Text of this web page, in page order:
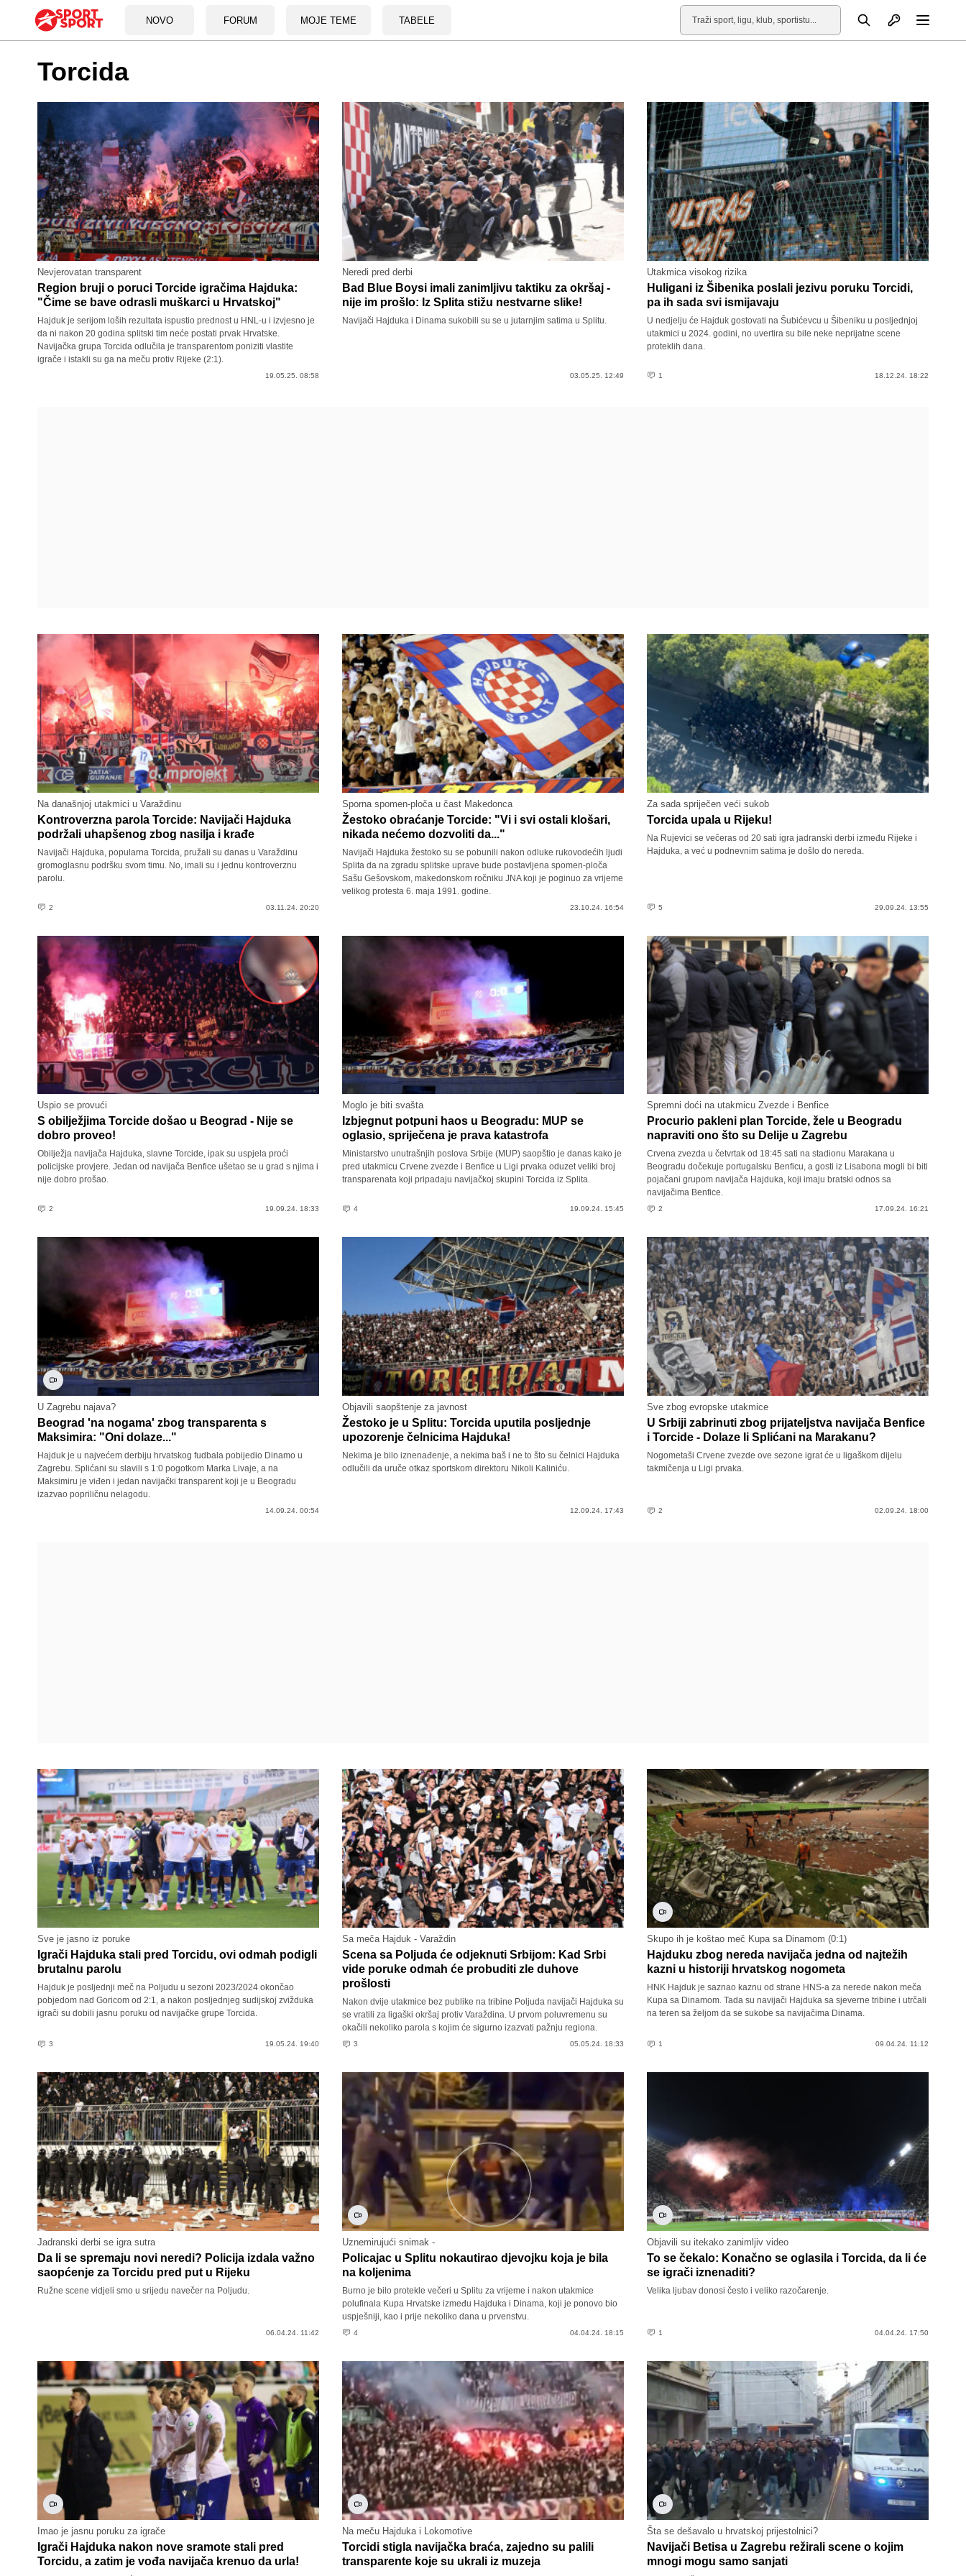
NOVO FORUM MOJE TEME TABELE
Pretraga Otvori profil
Torcida
Nevjerovatan transparent
Region bruji o poruci Torcide igračima Hajduka:
"Čime se bave odrasli muškarci u Hrvatskoj"
Hajduk je serijom loših rezultata ispustio prednost u HNL-u i izvjesno je
da ni nakon 20 godina splitski tim neće postati prvak Hrvatske.
Navijačka grupa Torcida odlučila je transparentom poniziti vlastite
igrače i istakli su ga na meču protiv Rijeke (2:1).
19.05.25. 08:58
Neredi pred derbi
Bad Blue Boysi imali zanimljivu taktiku za okršaj -
nije im prošlo: Iz Splita stižu nestvarne slike!
Navijači Hajduka i Dinama sukobili su se u jutarnjim satima u Splitu.
03.05.25. 12:49
Utakmica visokog rizika
Huligani iz Šibenika poslali jezivu poruku Torcidi,
pa ih sada svi ismijavaju
U nedjelju će Hajduk gostovati na Šubićevcu u Šibeniku u posljednjoj
utakmici u 2024. godini, no uvertira su bile neke neprijatne scene
proteklih dana.
1 18.12.24. 18:22
Na današnjoj utakmici u Varaždinu
Kontroverzna parola Torcide: Navijači Hajduka
podržali uhapšenog zbog nasilja i krađe
Navijači Hajduka, popularna Torcida, pružali su danas u Varaždinu
gromoglasnu podršku svom timu. No, imali su i jednu kontroverznu
parolu.
2 03.11.24. 20:20
Sporna spomen-ploča u čast Makedonca
Žestoko obraćanje Torcide: "Vi i svi ostali klošari,
nikada nećemo dozvoliti da..."
Navijači Hajduka žestoko su se pobunili nakon odluke rukovodećih ljudi
Splita da na zgradu splitske uprave bude postavljena spomen-ploča
Sašu Gešovskom, makedonskom ročniku JNA koji je poginuo za vrijeme
velikog protesta 6. maja 1991. godine.
23.10.24. 16:54
Za sada spriječen veći sukob
Torcida upala u Rijeku!
Na Rujevici se večeras od 20 sati igra jadranski derbi između Rijeke i
Hajduka, a već u podnevnim satima je došlo do nereda.
5 29.09.24. 13:55
Uspio se provući
S obilježjima Torcide došao u Beograd - Nije se
dobro proveo!
Obilježja navijača Hajduka, slavne Torcide, ipak su uspjela proći
policijske provjere. Jedan od navijača Benfice ušetao se u grad s njima i
nije dobro prošao.
2 19.09.24. 18:33
Moglo je biti svašta
Izbjegnut potpuni haos u Beogradu: MUP se
oglasio, spriječena je prava katastrofa
Ministarstvo unutrašnjih poslova Srbije (MUP) saopštio je danas kako je
pred utakmicu Crvene zvezde i Benfice u Ligi prvaka oduzet veliki broj
transparenata koji pripadaju navijačkoj skupini Torcida iz Splita.
4 19.09.24. 15:45
Spremni doći na utakmicu Zvezde i Benfice
Procurio pakleni plan Torcide, žele u Beogradu
napraviti ono što su Delije u Zagrebu
Crvena zvezda u četvrtak od 18:45 sati na stadionu Marakana u
Beogradu dočekuje portugalsku Benficu, a gosti iz Lisabona mogli bi biti
pojačani grupom navijača Hajduka, koji imaju bratski odnos sa
navijačima Benfice.
2 17.09.24. 16:21
U Zagrebu najava?
Beograd 'na nogama' zbog transparenta s
Maksimira: "Oni dolaze..."
Hajduk je u najvećem derbiju hrvatskog fudbala pobijedio Dinamo u
Zagrebu. Splićani su slavili s 1:0 pogotkom Marka Livaje, a na
Maksimiru je viđen i jedan navijački transparent koji je u Beogradu
izazvao popriličnu nelagodu.
14.09.24. 00:54
Objavili saopštenje za javnost
Žestoko je u Splitu: Torcida uputila posljednje
upozorenje čelnicima Hajduka!
Nekima je bilo iznenađenje, a nekima baš i ne to što su čelnici Hajduka
odlučili da uruče otkaz sportskom direktoru Nikoli Kaliniću.
12.09.24. 17:43
Sve zbog evropske utakmice
U Srbiji zabrinuti zbog prijateljstva navijača Benfice
i Torcide - Dolaze li Splićani na Marakanu?
Nogometaši Crvene zvezde ove sezone igrat će u ligaškom dijelu
takmičenja u Ligi prvaka.
2 02.09.24. 18:00
Sve je jasno iz poruke
Igrači Hajduka stali pred Torcidu, ovi odmah podigli
brutalnu parolu
Hajduk je posljednji meč na Poljudu u sezoni 2023/2024 okončao
pobjedom nad Goricom od 2:1, a nakon posljednjeg sudijskoj zvižduka
igrači su dobili jasnu poruku od navijačke grupe Torcida.
3 19.05.24. 19:40
Sa meča Hajduk - Varaždin
Scena sa Poljuda će odjeknuti Srbijom: Kad Srbi
vide poruke odmah će probuditi zle duhove
prošlosti
Nakon dvije utakmice bez publike na tribine Poljuda navijači Hajduka su
se vratili za ligaški okršaj protiv Varaždina. U prvom poluvremenu su
okačili nekoliko parola s kojim će sigurno izazvati pažnju regiona.
3 05.05.24. 18:33
Skupo ih je koštao meč Kupa sa Dinamom (0:1)
Hajduku zbog nereda navijača jedna od najtežih
kazni u historiji hrvatskog nogometa
HNK Hajduk je saznao kaznu od strane HNS-a za nerede nakon meča
Kupa sa Dinamom. Tada su navijači Hajduka sa sjeverne tribine i utrčali
na teren sa željom da se sukobe sa navijačima Dinama.
1 09.04.24. 11:12
Jadranski derbi se igra sutra
Da li se spremaju novi neredi? Policija izdala važno
saopćenje za Torcidu pred put u Rijeku
Ružne scene vidjeli smo u srijedu navečer na Poljudu.
06.04.24. 11:42
Uznemirujući snimak -
Policajac u Splitu nokautirao djevojku koja je bila
na koljenima
Burno je bilo protekle večeri u Splitu za vrijeme i nakon utakmice
polufinala Kupa Hrvatske između Hajduka i Dinama, koji je ponovo bio
uspješniji, kao i prije nekoliko dana u prvenstvu.
4 04.04.24. 18:15
Objavili su itekako zanimljiv video
To se čekalo: Konačno se oglasila i Torcida, da li će
se igrači iznenaditi?
Velika ljubav donosi često i veliko razočarenje.
1 04.04.24. 17:50
Imao je jasnu poruku za igrače
Igrači Hajduka nakon nove sramote stali pred
Torcidu, a zatim je vođa navijača krenuo da urla!
Na meču Hajduka i Lokomotive
Torcidi stigla navijačka braća, zajedno su palili
transparente koje su ukrali iz muzeja
Šta se dešavalo u hrvatskoj prijestolnici?
Navijači Betisa u Zagrebu režirali scene o kojim
mnogi mogu samo sanjati